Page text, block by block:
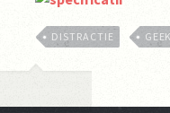
DISTRACTIE GEEK